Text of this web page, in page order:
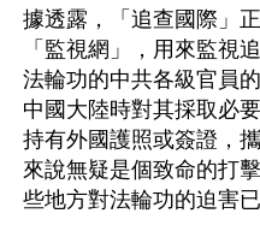
據透露，「追查國際」
「監視網」，用來監視
法輪功的中共各級官員
中國大陸時對其採取必
持有外國護照或簽證，
來說無疑是個致命的打
些地方對法輪功的迫害已